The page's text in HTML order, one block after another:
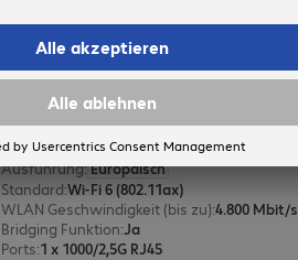
HPE NW Instant On AP25
Artikel-Nr:
4637529
Hersteller-Nr:
R9B33A
Ausführung:Europäisch
Standard:Wi-Fi 6 (802.11ax)
WLAN Geschwindigkeit (bis zu):4.800 Mbit/s
Bridging Funktion:Ja
Ports:1 x 1000/2,5G RJ45